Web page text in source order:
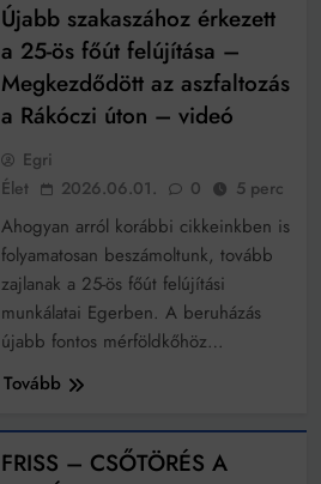
Újabb szakaszához érkezett
a 25-ös főút felújítása –
Megkezdődött az aszfaltozás
a Rákóczi úton – videó
Egri
Élet
2026.06.01. 0 5 perc
Ahogyan arról korábbi cikkeinkben is
folyamatosan beszámoltunk, tovább
zajlanak a 25-ös főút felújítási
munkálatai Egerben. A beruházás
újabb fontos mérföldkőhöz…
Tovább
FRISS – CSŐTÖRÉS A